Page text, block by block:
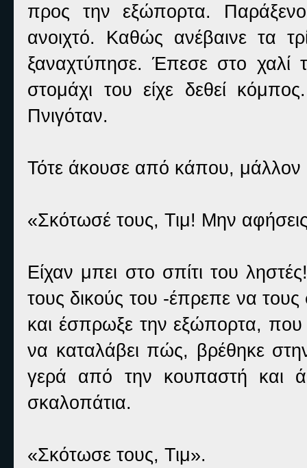
προς την εξώπορτα.
ανοιχτό. Καθώς ανέβαινε τα
ξαναχτύπησε. Έπεσε στο χαλί
στομάχι του είχε δεθεί
Πνιγόταν.
Τότε άκουσε από κάπου,
«Σκότωσέ τους, Τιμ! Μην
Είχαν μπει στο σπίτι του
τους δικούς του -έπρεπε να
και έσπρωξε την εξώπορτα,
να καταλάβει πώς, βρέθηκε
γερά από την κουπαστή και
σκαλοπάτια.
«Σκότωσε τους, Τιμ».